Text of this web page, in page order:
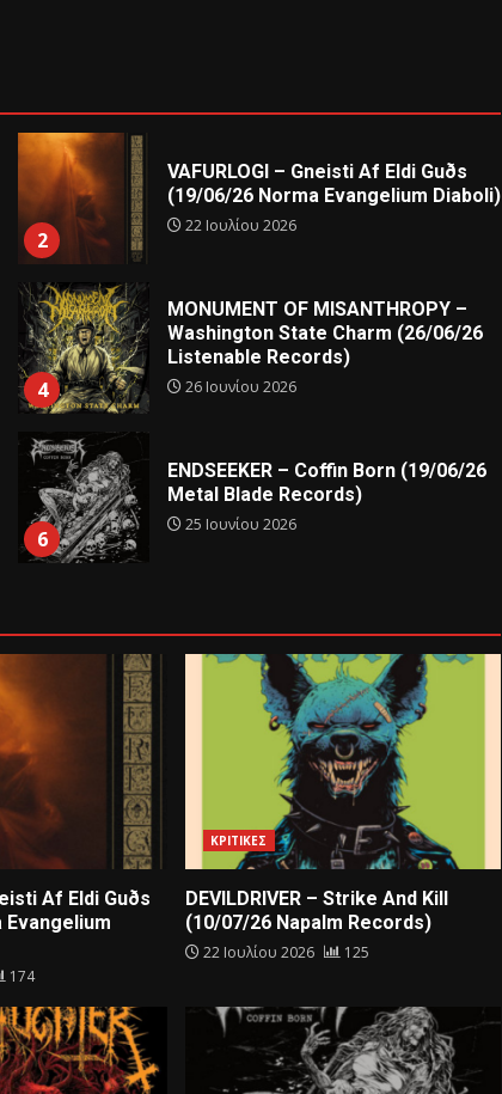
2
VAFURLOGI – Gneisti Af Eldi Guðs
(19/06/26 Norma Evangelium Diaboli)
22 Ιουλίου 2026
4
MONUMENT OF MISANTHROPY –
Washington State Charm (26/06/26
Listenable Records)
26 Ιουνίου 2026
6
ENDSEEKER – Coffin Born (19/06/26
Metal Blade Records)
25 Ιουνίου 2026
Af Eldi Guðs
Evangelium
174
ΚΡΙΤΙΚΕΣ
DEVILDRIVER – Strike And Kill
(10/07/26 Napalm Records)
22 Ιουλίου 2026 125